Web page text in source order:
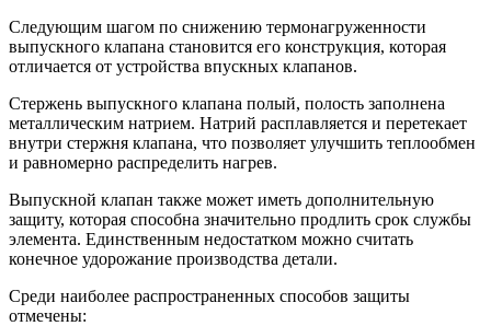
Следующим шагом по снижению термонагруженности
выпускного клапана становится его конструкция, которая
отличается от устройства впускных клапанов.
Стержень выпускного клапана полый, полость заполнена
металлическим натрием. Натрий расплавляется и перетекает
внутри стержня клапана, что позволяет улучшить теплообмен
и равномерно распределить нагрев.
Выпускной клапан также может иметь дополнительную
защиту, которая способна значительно продлить срок службы
элемента. Единственным недостатком можно считать
конечное удорожание производства детали.
Среди наиболее распространенных способов защиты
отмечены: